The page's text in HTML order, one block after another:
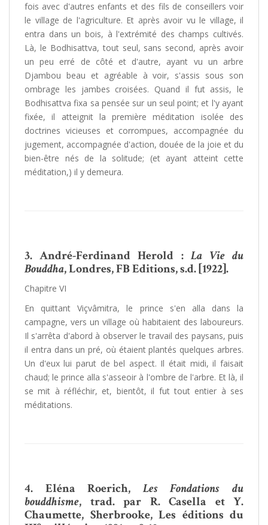
fois avec d'autres enfants et des fils de conseillers voir
le village de l'agriculture. Et après avoir vu le village, il
entra dans un bois, à l'extrémité des champs cultivés.
Là, le Bodhisattva, tout seul, sans second, après avoir
un peu erré de côté et d'autre, ayant vu un arbre
Djambou beau et agréable à voir, s'assis sous son
ombrage les jambes croisées. Quand il fut assis, le
Bodhisattva fixa sa pensée sur un seul point; et l'y ayant
fixée, il atteignit la première méditation isolée des
doctrines vicieuses et corrompues, accompagnée du
jugement, accompagnée d'action, douée de la joie et du
bien-être nés de la solitude; (et ayant atteint cette
méditation,) il y demeura.
3.André-Ferdinand Herold :La Vie du
Bouddha, Londres, FB Editions, s.d. [1922].
Chapitre VI
En quittant Viçvâmitra, le prince s'en alla dans la
campagne, vers un village où habitaient des laboureurs.
Il s'arrêta d'abord à observer le travail des paysans, puis
il entra dans un pré, où étaient plantés quelques arbres.
Un d'eux lui parut de bel aspect. Il était midi, il faisait
chaud; le prince alla s'asseoir à l'ombre de l'arbre. Et là, il
se mit à réfléchir, et, bientôt, il fut tout entier à ses
méditations.
4. Eléna Roerich,Les Fondations du
bouddhisme, trad. par R. Casella et Y.
Chaumette, Sherbrooke, Les éditions du